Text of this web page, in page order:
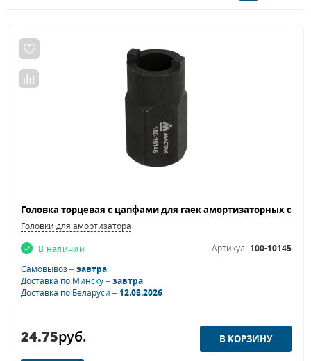
Головки для амортизатора
В наличии
Артикул: 100-10145
Самовывоз –завтра
Доставка по Минску –завтра
Доставка по Беларуси –12.08.2026
24.75руб.